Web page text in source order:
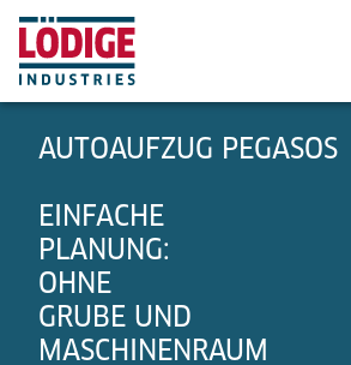
AUTOAUFZUG PEGASOS
EINFACHE
PLANUNG:
OHNE
GRUBE UND
MASCHINENRAUM